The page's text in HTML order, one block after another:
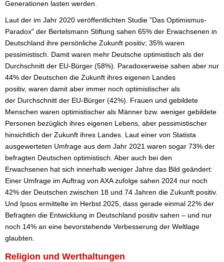
Generationen lasten werden.
Laut der im Jahr 2020 veröffentlichten Studie "Das Optimismus-
Paradox" der Bertelsmann Stiftung sahen 65% der Erwachsenen in
Deutschland ihre persönliche Zukunft positiv; 35% waren
pessimistisch. Damit waren mehr Deutsche optimistisch als der
Durchschnitt der EU-Bürger (58%). Paradoxerweise sahen aber nur
44% der Deutschen die Zukunft ihres eigenen Landes
positiv, waren damit aber immer noch optimistischer als
der Durchschnitt der EU-Bürger (42%). Frauen und gebildete
Menschen waren optimistischer als Männer bzw. weniger gebildete
Personen bezüglich ihres eigenen Lebens, aber pessimistischer
hinsichtlich der Zukunft ihres Landes. Laut einer von Statista
ausgewerteten Umfrage aus dem Jahr 2021 waren sogar 73% der
befragten Deutschen optimistisch. Aber auch bei den
Erwachsenen hat sich innerhalb weniger Jahre das Bild geändert:
Einer Umfrage im Auftrag von AXA zufolge sahen 2024 nur noch
42% der Deutschen zwischen 18 und 74 Jahren die Zukunft positiv.
Und Ipsos ermittelte im Herbst 2025, dass gerade einmal 22% der
Befragten die Entwicklung in Deutschland positiv sahen – und nur
noch 14% an eine bevorstehende Verbesserung der Weltlage
glaubten.
Religion und Werthaltungen